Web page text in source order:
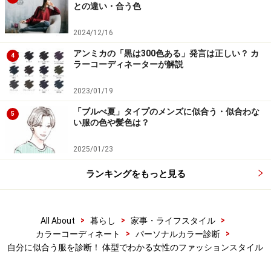
との違い・合う色
2024/12/16
4
アンミカの「黒は300色ある」発言は正しい？ カ
ラーコーディネーターが解説
2023/01/19
5
「ブルべ夏」タイプのメンズに似合う・似合わな
い服の色や髪色は？
2025/01/23
ランキングをもっと見る
All About > 暮らし > 家事・ライフスタイル
>
カラーコーディネート
> パーソナルカラー診断
>
自分に似合う服を診断！ 体型でわかる女性のファッションスタイル